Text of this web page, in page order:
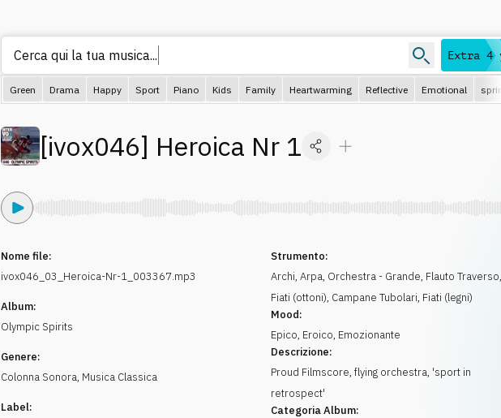
Extra 4
Cerca qui la tua musica...
Green Drama Happy Sport Piano Kids Family Heartwarming Reflective Emotional
[ivox046] Heroica Nr 1
Nome file:
ivox046_03_Heroica-Nr-1_003367.mp3
Album:
Olympic Spirits
Genere:
Colonna Sonora, Musica Classica
Label:
Strumento:
Archi,Arpa, Orchestra - Grande, Flauto Traverso,
Fiati (ottoni), Campane Tubolari, Fiati (legni)
Mood:
Epico, Eroico, Emozionante
Descrizione:
Proud Filmscore, flying orchestra, 'sport in
retrospect'
Categoria Album: